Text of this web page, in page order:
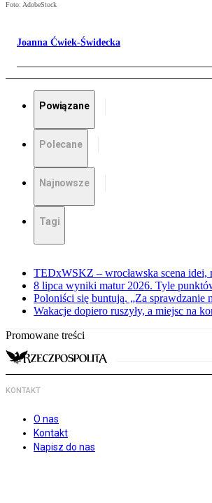
Foto: AdobeStock
Joanna Ćwiek-Świdecka
Powiązane
Polecane
Najnowsze
Tagi
TEDxWSKZ – wrocławska scena idei,
8 lipca wyniki matur 2026. Tyle
Poloniści się buntują. „Za sprawdzanie
Wakacje dopiero ruszyły, a miejsc na
Promowane treści
KONTAKT
O nas
Kontakt
Napisz do nas